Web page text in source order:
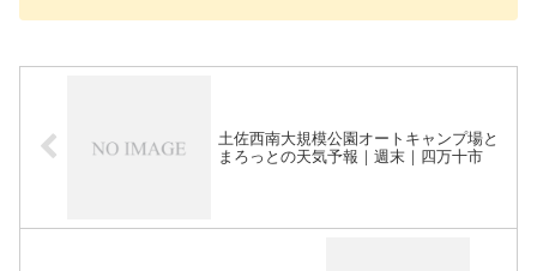
土佐西南大規模公園オートキャンプ場と
まろっとの天気予報｜週末｜四万十市